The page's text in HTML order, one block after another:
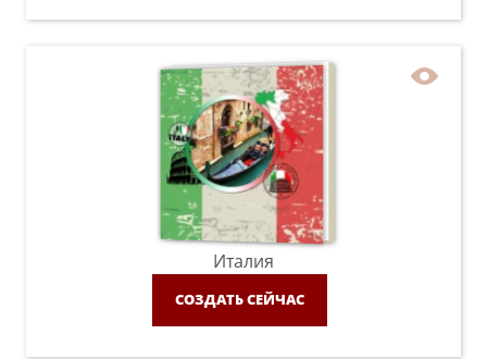
Италия
СОЗДАТЬ СЕЙЧАС